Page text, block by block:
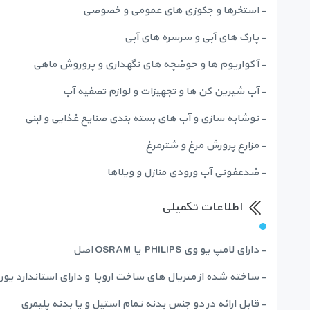
- استخرها و جکوزی های عمومی و خصوصی
- پارک های آبی و سرسره های آبی
- آکواریوم ها و حوضچه های نگهداری و پروروش ماهی
- آب شیرین کن ها و تجهیزات و لوازم تصفیه آب
- نوشابه سازی و آب های بسته بندی صنایع غذایی و لبنی
- مزارع پرورش مرغ و شترمرغ
- ضدعفونی آب ورودی منازل و ویلاها
اطلاعات تکمیلی
- دارای لامپ یو وی PHILIPS یا OSRAM اصل
- ساخته شده از متریال های ساخت اروپا و دارای استاندارد
- قابل ارائه در دو جنس بدنه تمام استیل و یا بدنه پلیمری